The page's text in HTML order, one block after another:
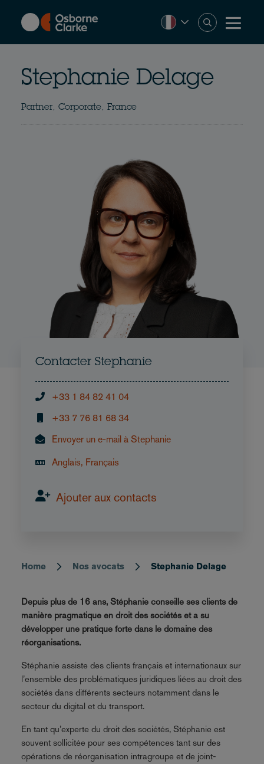
content
Stephanie Delage
Partner, Corporate, France
Breadcrumb
Home Nos avocats Stephanie Delage
Depuis plus de 16 ans, Stéphanie conseille ses clients de
manière pragmatique en droit des sociétés et a su
développer une pratique forte dans le domaine des
réorganisations.
Stéphanie assiste des clients français et internationaux sur
l’ensemble des problématiques juridiques liées au droit des
sociétés dans différents secteurs notamment dans le
secteur du digital et du transport.
En tant qu’experte du droit des sociétés, Stéphanie est
souvent sollicitée pour ses compétences tant sur des
opérations de réorganisation intragroupe et de joint-
Contacter Stephanie
+33 1 84 82 41 04
+33 7 76 81 68 34
Envoyer un e-mail à Stephanie
Anglais, Français
Ajouter aux contacts